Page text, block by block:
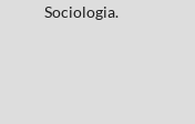
Sociologia.